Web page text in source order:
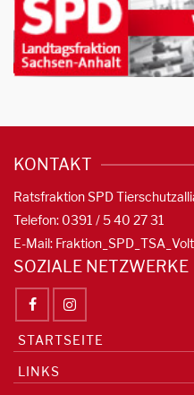
KONTAKT
Ratsfraktion SPD
Telefon: 0391 / 5 40 27 31
E-Mail:
SOZIALE NETZWERKE
STARTSEITE
LINKS